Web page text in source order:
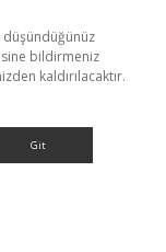
düşündüğünüz
bildirmeniz
kaldırılacaktır.